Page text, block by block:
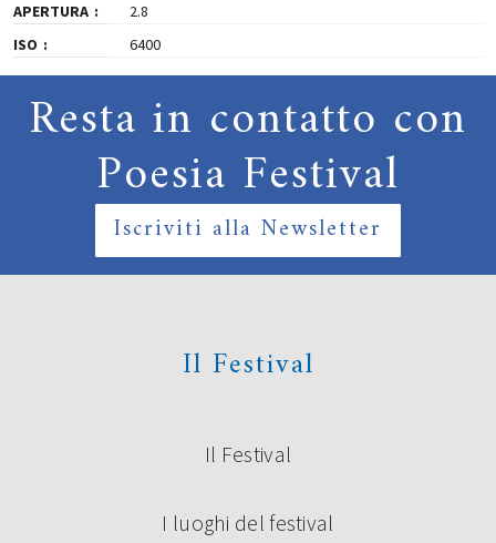
APERTURA
2.8
ISO
6400
Resta in contatto con
Poesia Festival
Iscriviti alla Newsletter
Il Festival
Il Festival
I luoghi del festival